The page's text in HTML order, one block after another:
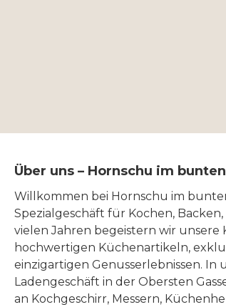
Über uns – Hornschu im bunten
Willkommen bei Hornschu im
Spezialgeschäft für Kochen,
vielen Jahren begeistern wir
hochwertigen Küchenartikeln,
einzigartigen Genusserlebnissen.
Ladengeschäft in der Obersten
an Kochgeschirr, Messern,